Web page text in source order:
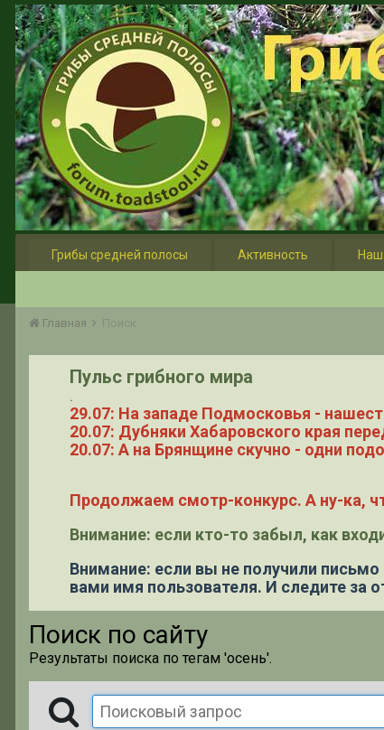
Грибы средней полосы Активность
Главная Поиск
Пульс грибного мира
.
29.07: На западе Подмосковья -
20.07: Дубняки Хабаровского края
20.07: А на Брянщине скучно - одни
Продолжаем смотр-конкурс. А ну-ка,
Внимание: если кто-то забыл, как
Внимание: если вы не получили
вами имя пользователя. И следите за
Поиск по сайту
Результаты поиска по тегам 'осень'.